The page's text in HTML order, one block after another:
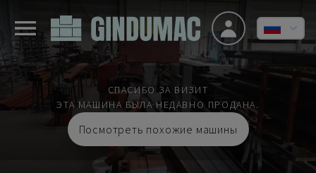
СПАСИБО ЗА ВИЗИТ
ЭТА МАШИНА БЫЛА НЕДАВНО ПРОДАНА.
Посмотреть похожие машины